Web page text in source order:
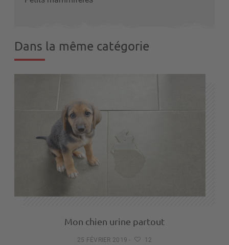
Dans la même catégorie
Mon chien urine partout
25 FÉVRIER 2019 - 12